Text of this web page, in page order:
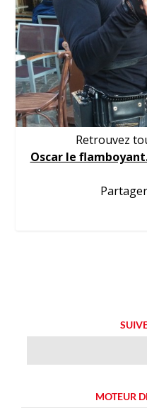
Retrouvez
Oscar le
MOTEUR